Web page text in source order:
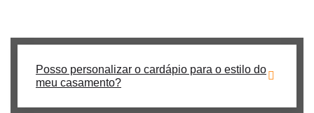
Posso personalizar o cardápio para o estilo do
meu casamento?